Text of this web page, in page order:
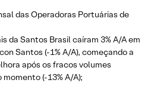
das Operadoras Portuárias de
da Santos Brasil caíram 3% A/A em
Santos (-1% A/A), começando a
após os fracos volumes
(-13% A/A);